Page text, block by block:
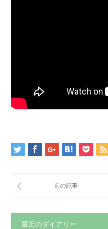
最近のダイアリー